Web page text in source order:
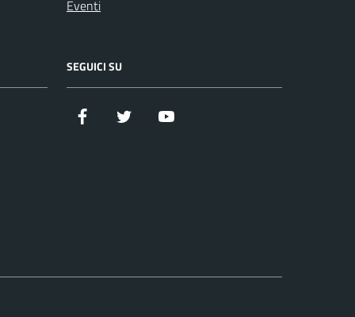
Eventi
SEGUICI SU
Facebook Twitter